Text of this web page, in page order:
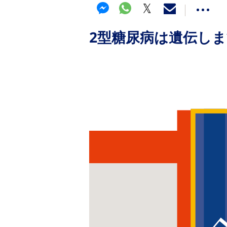
2型糖尿病は遺伝し